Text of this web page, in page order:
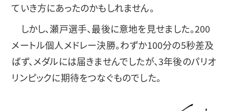
ていき方にあったのかもしれません。
しかし、瀬戸選手、最後に意地を見せました。200
メートル個人メドレー決勝。わずか100分の5秒差及
ばず、メダルには届きませんでしたが、3年後のパリオ
リンピックに期待をつなぐものでした。